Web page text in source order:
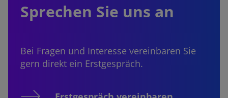
Sprechen Sie uns an
Bei Fragen und Interesse vereinbaren Sie
gern direkt ein Erstgespräch.